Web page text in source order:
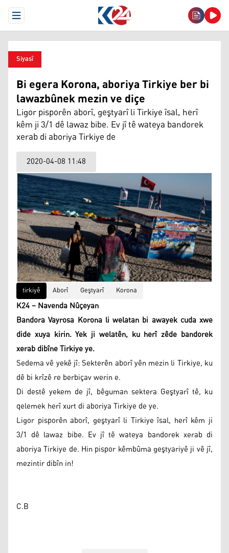
Open Menu
Siyasî
Bi egera Korona, aboriya Tirkiye ber bi
lawazbûnek mezin ve diçe
Ligor pisporên aborî, geştyarî li Tirkiye îsal, herî
kêm ji 3/1 dê lawaz bibe. Ev jî tê wateya bandorek
xerab di aboriya Tirkiye de
2020-04-08 11:48
tirkiyê Aborî Geştyarî Korona
K24 – Navenda Nûçeyan
Bandora Vayrosa Korona li welatan bi awayek cuda xwe
dide xuya kirin. Yek ji welatên, ku herî zêde bandorek
xerab dibîne Tirkiye ye.
Sedema vê yekê jî: Sekterên aborî yên mezin li Tirkiye, ku
dê bi krîzê re berbiçav werin e.
Di destê yekem de jî, bêguman sektera Geştyarî tê, ku
qelemek herî xurt di aboriya Tirkiye de ye.
Ligor pisporên aborî, geştyarî li Tirkiye îsal, herî kêm ji
3/1 dê lawaz bibe. Ev jî tê wateya bandorek xerab di
aboriya Tirkiye de. Hin pispor kêmbûma geştyariyê ji vê jî,
mezintir dibîn in!
C.B